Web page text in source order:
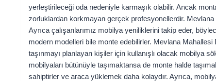
yerleştirileceği oda nedeniyle karmaşık olabilir. Ancak
zorluklardan korkmayan gerçek profesyonellerdir.
Ayrıca çalışanlarımız mobilya yeniliklerini takip eder,
modern modelleri bile monte edebilirler. Mevlana
taşınmayı planlayan kişiler için kullanışlı olacak mobilya
mobilyaları bütünüyle taşımaktansa de monte halde
sahiptirler ve araca yüklemek daha kolaydır. Ayrıca,